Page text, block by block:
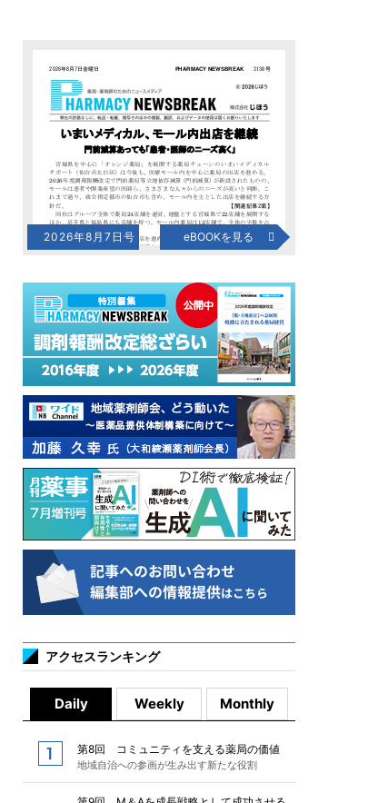
2026年8月7日号 eBOOKを見る
アクセスランキング
Daily Weekly Monthly
第8回 コミュニティを支える薬局の価値
地域自治への参画が生み出す新たな役割